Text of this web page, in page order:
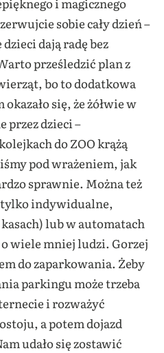
sobie cały dzień –
dają radę bez
prześledzić plan z
bo to dodatkowa
się, że żółwie w
przez dzieci –
do ZOO krążą
pod wrażeniem, jak
sprawnie. Można też
indywidualne,
lub w automatach
wiele mniej ludzi. Gorzej
do zaparkowania. Żeby
parkingu może trzeba
i rozważyć
a potem dojazd
udało się zostawić